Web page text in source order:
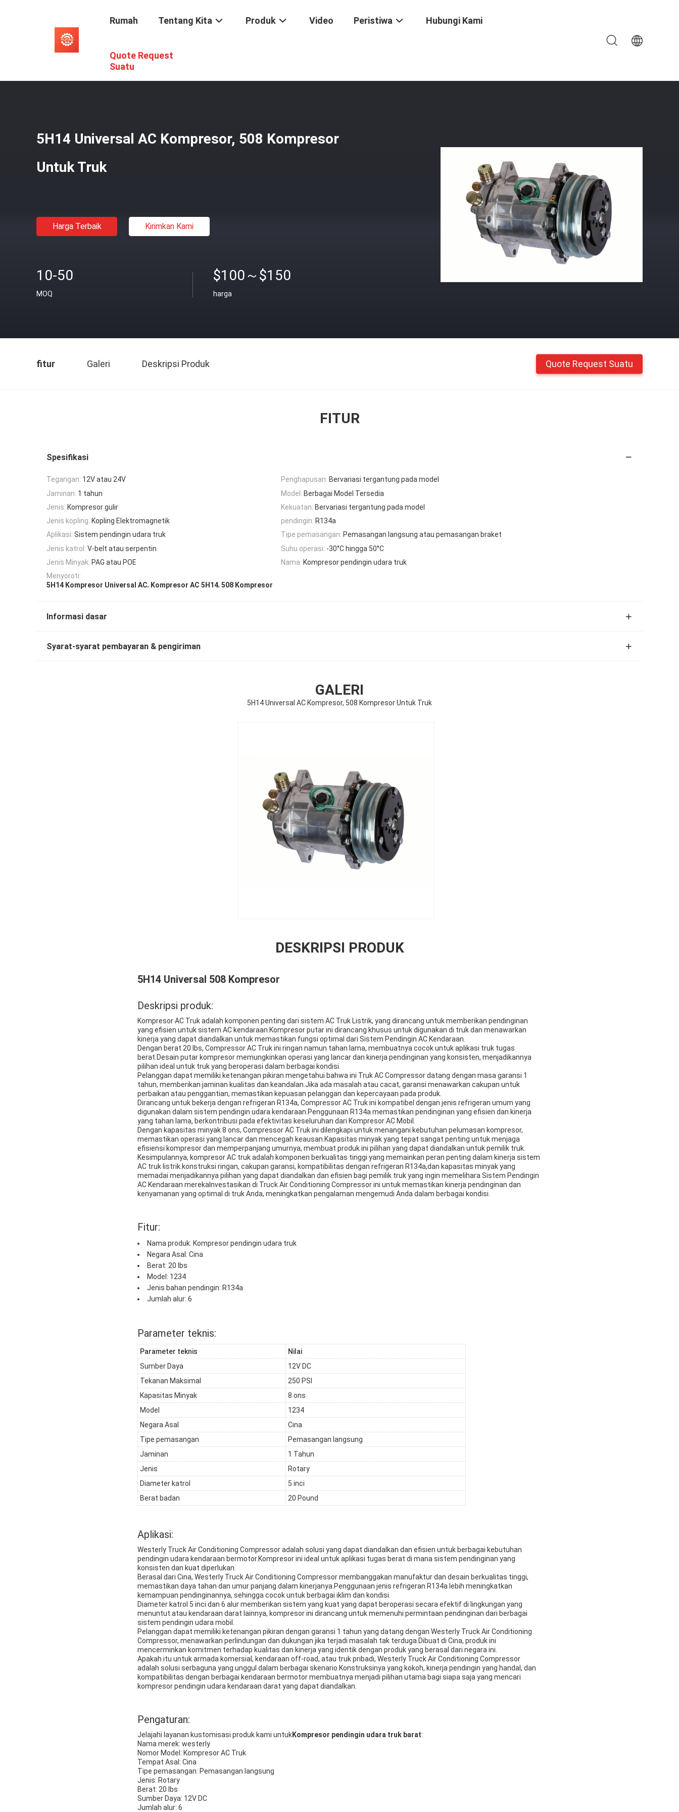
Rumah Tentang Kita Produk Video Peristiwa Hubungi Kami
Quote Request
Suatu
Rumah / Produk Kompresor Pendingin Udara Truk
5H14 Universal AC Kompresor, 508 Kompresor
Untuk Truk
Harga Terbaik Kirimkan Kami
10-50
MOQ
$100～$150
harga
fitur Galeri Deskripsi Produk Quote Request Suatu
FITUR
Spesifikasi
Tegangan: 12V atau 24V Penghapusan: Bervariasi tergantung pada model
Jaminan: 1 tahun Model: Berbagai Model Tersedia
Jenis: Kompresor gulir Kekuatan: Bervariasi tergantung pada model
Jenis kopling: Kopling Elektromagnetik pendingin: R134a
Aplikasi: Sistem pendingin udara truk Tipe pemasangan: Pemasangan langsung atau pemasangan braket
Jenis katrol: V-belt atau serpentin Suhu operasi: -30°C hingga 50°C
Jenis Minyak: PAG atau POE Nama: Kompresor pendingin udara truk
Menyoroti:
5H14 Kompresor Universal AC, Kompresor AC 5H14, 508 Kompresor
Informasi dasar
Syarat-syarat pembayaran & pengiriman
GALERI
5H14 Universal AC Kompresor, 508 Kompresor Untuk Truk
DESKRIPSI PRODUK
5H14 Universal 508 Kompresor
Deskripsi produk:
Kompresor AC Truk adalah komponen penting dari sistem AC Truk Listrik, yang dirancang untuk memberikan pendinginan
yang efisien untuk sistem AC kendaraan.Kompresor putar ini dirancang khusus untuk digunakan di truk dan menawarkan
kinerja yang dapat diandalkan untuk memastikan fungsi optimal dari Sistem Pendingin AC Kendaraan.
Dengan berat 20 lbs, Compressor AC Truk ini ringan namun tahan lama, membuatnya cocok untuk aplikasi truk tugas
berat.Desain putar kompresor memungkinkan operasi yang lancar dan kinerja pendinginan yang konsisten, menjadikannya
pilihan ideal untuk truk yang beroperasi dalam berbagai kondisi.
Pelanggan dapat memiliki ketenangan pikiran mengetahui bahwa ini Truk AC Compressor datang dengan masa garansi 1
tahun, memberikan jaminan kualitas dan keandalan.Jika ada masalah atau cacat, garansi menawarkan cakupan untuk
perbaikan atau penggantian, memastikan kepuasan pelanggan dan kepercayaan pada produk.
Dirancang untuk bekerja dengan refrigeran R134a, Compressor AC Truk ini kompatibel dengan jenis refrigeran umum yang
digunakan dalam sistem pendingin udara kendaraan.Penggunaan R134a memastikan pendinginan yang efisien dan kinerja
yang tahan lama, berkontribusi pada efektivitas keseluruhan dari Kompresor AC Mobil.
Dengan kapasitas minyak 8 ons, Compressor AC Truk ini dilengkapi untuk menangani kebutuhan pelumasan kompresor,
memastikan operasi yang lancar dan mencegah keausan.Kapasitas minyak yang tepat sangat penting untuk menjaga
efisiensi kompresor dan memperpanjang umurnya, membuat produk ini pilihan yang dapat diandalkan untuk pemilik truk.
Kesimpulannya, kompresor AC truk adalah komponen berkualitas tinggi yang memainkan peran penting dalam kinerja sistem
AC truk listrik.konstruksi ringan, cakupan garansi, kompatibilitas dengan refrigeran R134a,dan kapasitas minyak yang
memadai menjadikannya pilihan yang dapat diandalkan dan efisien bagi pemilik truk yang ingin memelihara Sistem Pendingin
AC Kendaraan merekaInvestasikan di Truck Air Conditioning Compressor ini untuk memastikan kinerja pendinginan dan
kenyamanan yang optimal di truk Anda, meningkatkan pengalaman mengemudi Anda dalam berbagai kondisi.
Fitur:
Nama produk: Kompresor pendingin udara truk
Negara Asal: Cina
Berat: 20 lbs
Model: 1234
Jenis bahan pendingin: R134a
Jumlah alur: 6
Parameter teknis:
Parameter teknis
Nilai
Sumber Daya
12V DC
Tekanan Maksimal
250 PSI
Kapasitas Minyak
8 ons
Model
1234
Negara Asal
Cina
Tipe pemasangan
Pemasangan langsung
Jaminan
1 Tahun
Jenis
Rotary
Diameter katrol
5 inci
Berat badan
20 Pound
Aplikasi:
Westerly Truck Air Conditioning Compressor adalah solusi yang dapat diandalkan dan efisien untuk berbagai kebutuhan
pendingin udara kendaraan bermotor.Kompresor ini ideal untuk aplikasi tugas berat di mana sistem pendinginan yang
konsisten dan kuat diperlukan.
Berasal dari Cina, Westerly Truck Air Conditioning Compressor membanggakan manufaktur dan desain berkualitas tinggi,
memastikan daya tahan dan umur panjang dalam kinerjanya.Penggunaan jenis refrigeran R134a lebih meningkatkan
kemampuan pendinginannya, sehingga cocok untuk berbagai iklim dan kondisi.
Diameter katrol 5 inci dan 6 alur memberikan sistem yang kuat yang dapat beroperasi secara efektif di lingkungan yang
menuntut.atau kendaraan darat lainnya, kompresor ini dirancang untuk memenuhi permintaan pendinginan dari berbagai
sistem pendingin udara mobil.
Pelanggan dapat memiliki ketenangan pikiran dengan garansi 1 tahun yang datang dengan Westerly Truck Air Conditioning
Compressor, menawarkan perlindungan dan dukungan jika terjadi masalah tak terduga.Dibuat di Cina, produk ini
mencerminkan komitmen terhadap kualitas dan kinerja yang identik dengan produk yang berasal dari negara ini.
Apakah itu untuk armada komersial, kendaraan off-road, atau truk pribadi, Westerly Truck Air Conditioning Compressor
adalah solusi serbaguna yang unggul dalam berbagai skenario.Konstruksinya yang kokoh, kinerja pendingin yang handal, dan
kompatibilitas dengan berbagai kendaraan bermotor membuatnya menjadi pilihan utama bagi siapa saja yang mencari
kompresor pendingin udara kendaraan darat yang dapat diandalkan.
Pengaturan:
Jelajahi layanan kustomisasi produk kami untukKompresor pendingin udara truk barat:
Nama merek: westerly
Nomor Model: Kompresor AC Truk
Tempat Asal: Cina
Tipe pemasangan: Pemasangan langsung
Jenis: Rotary
Berat: 20 lbs
Sumber Daya: 12V DC
Jumlah alur: 6